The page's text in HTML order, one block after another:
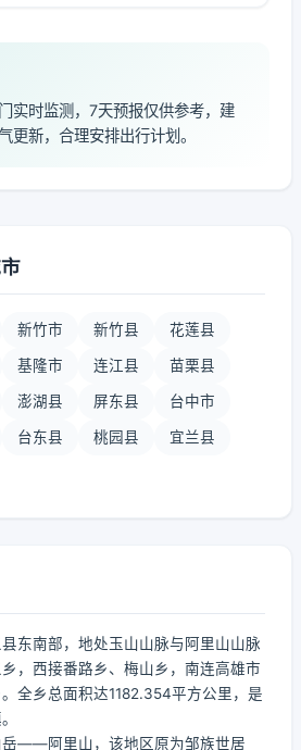
实时监测，7天预报仅供参考，建
更新，合理安排出行计划。
新竹市 新竹县 花莲县
基隆市 连江县 苗栗县
澎湖县 屏东县 台中市
台东县 桃园县 宜兰县
东南部，地处玉山山脉与阿里山山脉
，西接番路乡、梅山乡，南连高雄市
全乡总面积达1182.354平方公里，是
岳——阿里山，该地区原为邹族世居